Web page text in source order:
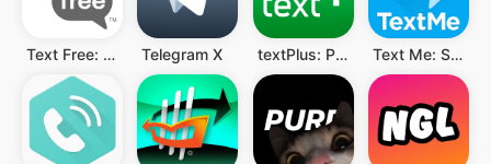
Text Free: Second Call Number Telegram X textPlus: Pesan Teks+Panggilan Text Me: Second Phone Number